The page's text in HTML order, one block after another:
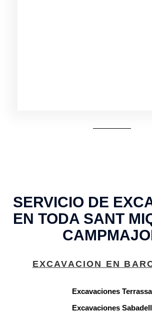
SERVICIO DE
EN TODA SANT
EXCAVACION EN
Excavaciones Terrassa
Excavaciones Sabadell